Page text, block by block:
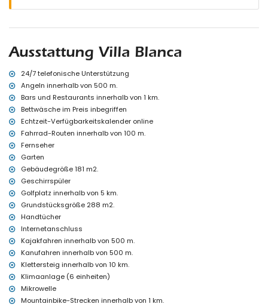
Zweitnächster Flughafen: Valencia (> 100 Kilometer)
Metern
Haustiere sind nicht erlaubt
Die Unterkunft ist sehr geeignet für Familien mit Kindern
Ausstattungen und Services, die im Mietpreis der Villa enthalten
sind
Staubsauger, Bügeleisen und Bügelbrett
Bettwäsche und Handtücher
Empfangsservice und 24-Stunden-Notdienst
mit Klimaanlage
Unterhaltung und Freizeitaktivitäten für Ihren Urlaub in Moraira,
Costa Blanca
Haus)
Theater (innerhalb von 5 Kilometern vom Haus)
Freizeitpark und Wasserpark (Aqualandia) (innerhalb von 10
Kilometern vom Haus)
Sehenswürdigkeiten und Kultur in Moraira, Costa Blanca
Kirche, Ruine, Denkmal, architektonisches Gebäude und
Ausstattung Villa Blanca
24/7 telefonische Unterstützung
Angeln innerhalb von 500 m.
Bars und Restaurants innerhalb von 1 km.
Bettwäsche im Preis inbegriffen
Echtzeit-Verfügbarkeitskalender online
Fahrrad-Routen innerhalb von 100 m.
Fernseher
Garten
Gebäudegröße 181 m2.
Geschirrspüler
Golfplatz innerhalb von 5 km.
Grundstücksgröße 288 m2.
Handtücher
Internetanschluss
Kajakfahren innerhalb von 500 m.
Kanufahren innerhalb von 500 m.
Klettersteig innerhalb von 10 km.
Klimaanlage (6 einheiten)
Mikrowelle
Mountainbike-Strecken innerhalb von 1 km.